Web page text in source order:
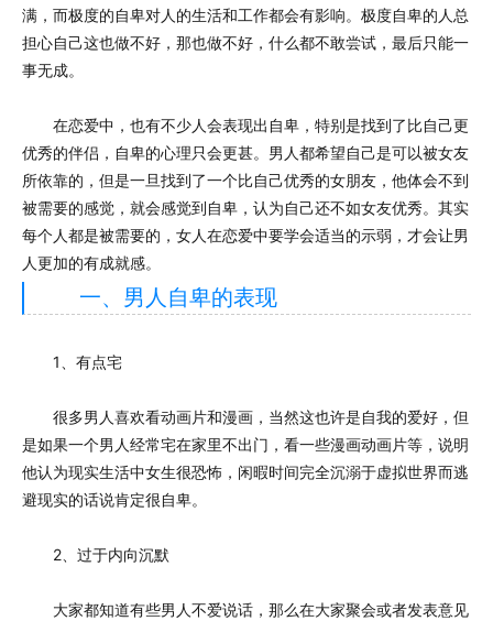
满，而极度的自卑对人的生活和工作都会有影响。极度自卑的人总
担心自己这也做不好，那也做不好，什么都不敢尝试，最后只能一
事无成。
在恋爱中，也有不少人会表现出自卑，特别是找到了比自己更
优秀的伴侣，自卑的心理只会更甚。男人都希望自己是可以被女友
所依靠的，但是一旦找到了一个比自己优秀的女朋友，他体会不到
被需要的感觉，就会感觉到自卑，认为自己还不如女友优秀。其实
每个人都是被需要的，女人在恋爱中要学会适当的示弱，才会让男
人更加的有成就感。
一、男人自卑的表现
1、有点宅
很多男人喜欢看动画片和漫画，当然这也许是自我的爱好，但
是如果一个男人经常宅在家里不出门，看一些漫画动画片等，说明
他认为现实生活中女生很恐怖，闲暇时间完全沉溺于虚拟世界而逃
避现实的话说肯定很自卑。
2、过于内向沉默
大家都知道有些男人不爱说话，那么在大家聚会或者发表意见